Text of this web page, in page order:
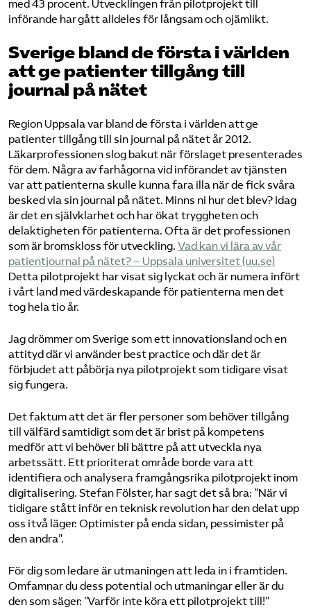
med 43 procent. Utvecklingen från pilotprojekt till
införande har gått alldeles för långsam och ojämlikt.
Sverige bland de första i världen
att ge patienter tillgång till
journal på nätet
Region Uppsala var bland de första i världen att ge
patienter tillgång till sin journal på nätet år 2012.
Läkarprofessionen slog bakut när förslaget presenterades
för dem. Några av farhågorna vid införandet av tjänsten
var att patienterna skulle kunna fara illa när de fick svåra
besked via sin journal på nätet. Minns ni hur det blev? Idag
är det en självklarhet och har ökat tryggheten och
delaktigheten för patienterna. Ofta är det professionen
som är bromskloss för utveckling. Vad kan vi lära av vår
patientjournal på nätet? – Uppsala universitet (uu.se)
Detta pilotprojekt har visat sig lyckat och är numera infört
i vårt land med värdeskapande för patienterna men det
tog hela tio år.
Jag drömmer om Sverige som ett innovationsland och en
attityd där vi använder best practice och där det är
förbjudet att påbörja nya pilotprojekt som tidigare visat
sig fungera.
Det faktum att det är fler personer som behöver tillgång
till välfärd samtidigt som det är brist på kompetens
medför att vi behöver bli bättre på att utveckla nya
arbetssätt. Ett prioriterat område borde vara att
identifiera och analysera framgångsrika pilotprojekt inom
digitalisering. Stefan Fölster, har sagt det så bra: ”När vi
tidigare stått inför en teknisk revolution har den delat upp
oss i två läger: Optimister på enda sidan, pessimister på
den andra”.
För dig som ledare är utmaningen att leda in i framtiden.
Omfamnar du dess potential och utmaningar eller är du
den som säger: ”Varför inte köra ett pilotprojekt till!”